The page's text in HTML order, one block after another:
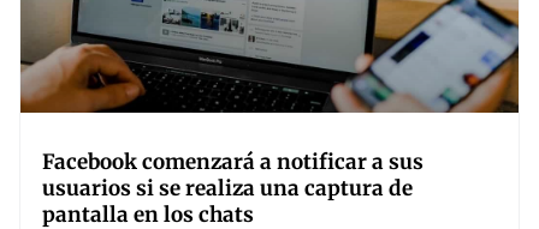
Facebook comenzará a notificar a sus
usuarios si se realiza una captura de
pantalla en los chats